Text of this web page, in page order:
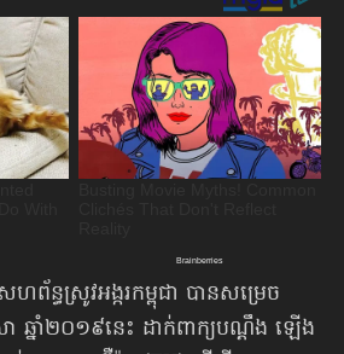
ព័ន្ធស្រូវអង្ករកម្ពុជា បានសម្រេច
ឆ្នាំ២០១៩នេះ ដាក់ពាក្យបណ្ដឹង ឡើង